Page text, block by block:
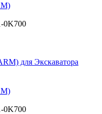
0K700
0K700